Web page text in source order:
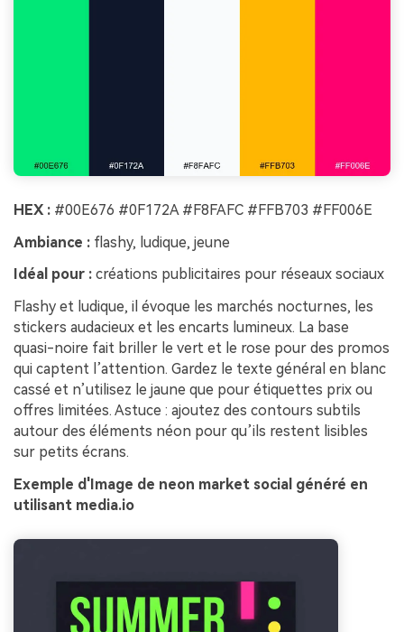
HEX : #00E676 #0F172A #F8FAFC #FFB703 #FF006E
Ambiance : flashy, ludique, jeune
Idéal pour : créations publicitaires pour réseaux sociaux
Flashy et ludique, il évoque les marchés nocturnes, les
stickers audacieux et les encarts lumineux. La base
quasi-noire fait briller le vert et le rose pour des promos
qui captent l’attention. Gardez le texte général en blanc
cassé et n’utilisez le jaune que pour étiquettes prix ou
offres limitées. Astuce : ajoutez des contours subtils
autour des éléments néon pour qu’ils restent lisibles
sur petits écrans.
Exemple d'Image de neon market social généré en
utilisant media.io